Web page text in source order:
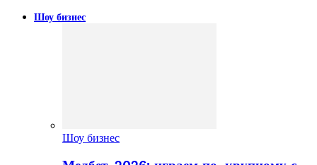
Шоу бизнес
Шоу бизнес